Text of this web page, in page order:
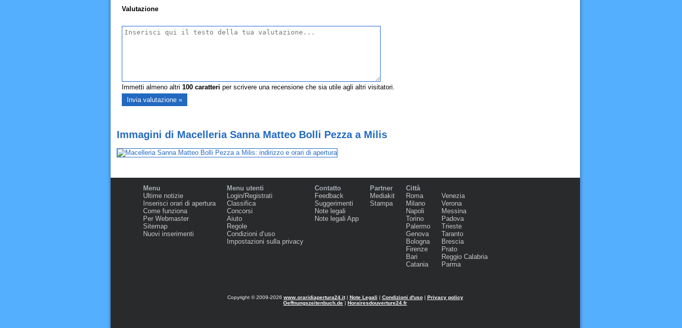
Valutazione
Immetti almeno altri 100caratteri per scrivere una recensione che sia utile agli altri visitatori.
Immagini di Macelleria Sanna Matteo Bolli Pezza a Milis
Menu
Ultime notizie
Inserisci orari di apertura
Come funziona
Per Webmaster
Sitemap
Nuovi inserimenti
Menu utenti
Login/Registrati
Classifica
Concorsi
Aiuto
Regole
Condizioni d‘uso
Impostazioni sulla privacy
Contatto
Feedback
Suggerimenti
Note legali
Note legali App
Partner
Mediakit
Stampa
Città
Roma
Milano
Napoli
Torino
Palermo
Genova
Bologna
Firenze
Bari
Catania
Venezia
Verona
Messina
Padova
Trieste
Taranto
Brescia
Prato
Reggio Calabria
Parma
Copyright © 2009-2026 www.oraridiapertura24.it| Note Legali | Condizioni d'uso| Privacy policy
Oeffnungszeitenbuch.de | Horairesdouverture24.fr